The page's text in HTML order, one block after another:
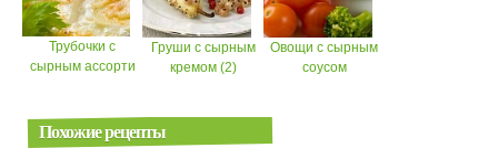
Трубочки с
сырным ассорти
Груши с сырным
кремом (2)
Овощи с сырным
соусом
Похожие рецепты